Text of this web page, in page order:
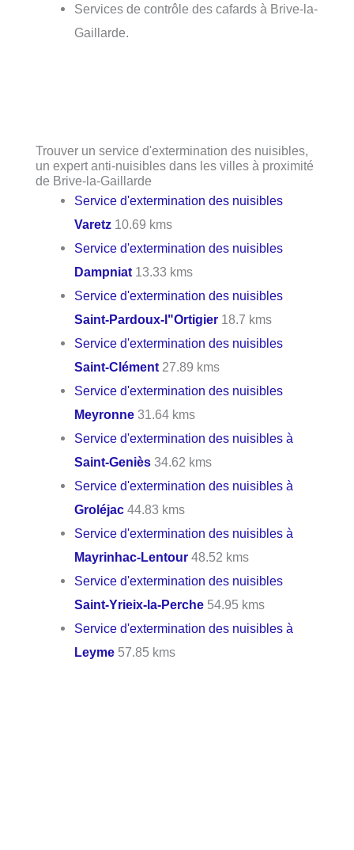
Services de contrôle des cafards à Brive-la-
Gaillarde.
Trouver un service d'extermination des nuisibles,
un expert anti-nuisibles dans les villes à proximité
de Brive-la-Gaillarde
Service d'extermination des nuisibles
Varetz 10.69 kms
Service d'extermination des nuisibles
Dampniat 13.33 kms
Service d'extermination des nuisibles
Saint-Pardoux-l"Ortigier 18.7 kms
Service d'extermination des nuisibles
Saint-Clément 27.89 kms
Service d'extermination des nuisibles
Meyronne 31.64 kms
Service d'extermination des nuisibles à
Saint-Geniès 34.62 kms
Service d'extermination des nuisibles à
Groléjac 44.83 kms
Service d'extermination des nuisibles à
Mayrinhac-Lentour 48.52 kms
Service d'extermination des nuisibles
Saint-Yrieix-la-Perche 54.95 kms
Service d'extermination des nuisibles à
Leyme 57.85 kms